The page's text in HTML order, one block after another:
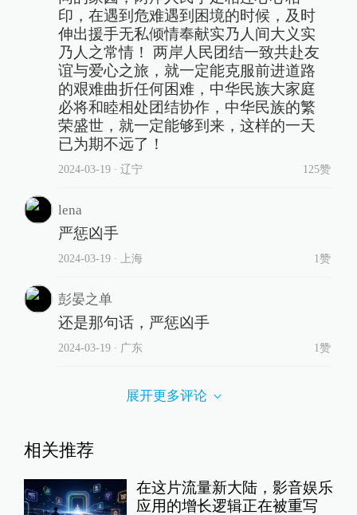
印，在遇到危难遇到困境的时候，及时
伸出援手无私倾情奉献实乃人间大义实
乃人之常情！ 两岸人民团结一致共赴友
谊与爱心之旅，就一定能克服前进道路
的艰难曲折任何困难，中华民族大家庭
必将和睦相处团结协作，中华民族的繁
荣盛世，就一定能够到来，这样的一天
已为期不远了！
2024-03-19∙ 辽宁 125赞
lena
严惩凶手
2024-03-19∙ 上海 1赞
彭晏之单
还是那句话，严惩凶手
2024-03-19∙ 广东 1赞
展开更多评论
相关推荐
在这片流量新大陆，影音娱乐
应用的增长逻辑正在被重写